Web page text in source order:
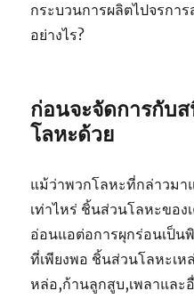
กระบวนการผลิตไปจรกา
อย่างไร?
ก่อนจะจัดการกับ
โลหะด้วย
แม้ว่าพวกโลหะที่กล่าวม
เท่าไหร่ ชิ้นส่วนโลหะของ
อ่อนแอต่อการผุกร่อนเป็น
ที่เพียงพอ ชิ้นส่วนโลหะเห
หล่อ,ก้านลูกสูบ,เพลาและ